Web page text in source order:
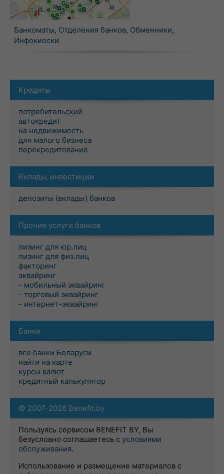
Банкоматы, Отделения банков, Обменники,
Инфокиоски
Кредиты
потребительский
автокредит
на недвижимость
для малого бизнеса
перекредитование
Вклады, инвестиции
депозиты (вклады) банков
Прочие услуги банков
лизинг для юр.лиц
лизинг для физ.лиц
факторинг
эквайринг
- мобильный эквайринг
- торговый эквайринг
- интернет-эквайринг
Банки
все банки Беларуси
найти на карте
курсы валют
кредитный калькулятор
© 2007-2026 Benefit.by
Пользуясь сервисом BENEFIT BY, Вы
безусловно соглашаетесь с условиями
обслуживания.
Использование и размещение материалов с